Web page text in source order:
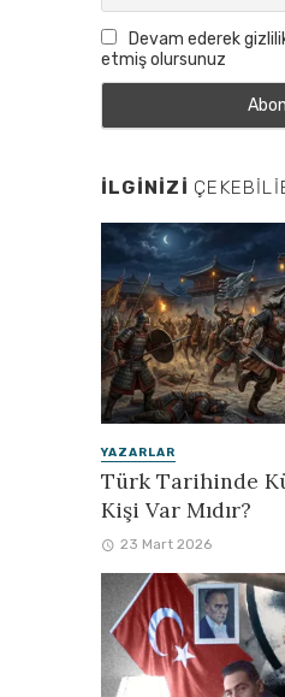
Devam ederek
etmiş olursunuz
İLGINIZI
YAZARLAR
Türk Tarihinde
Kişi Var Mıdır?
23 Mart 2026